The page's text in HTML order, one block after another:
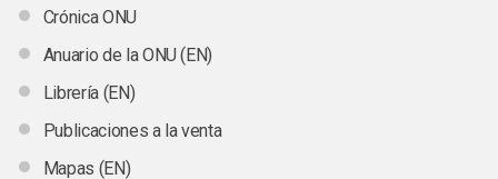
Crónica ONU
Anuario de la ONU (EN)
Librería (EN)
Publicaciones a la venta
Mapas (EN)